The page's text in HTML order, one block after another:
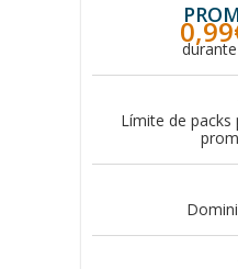
durante
Límite de packs